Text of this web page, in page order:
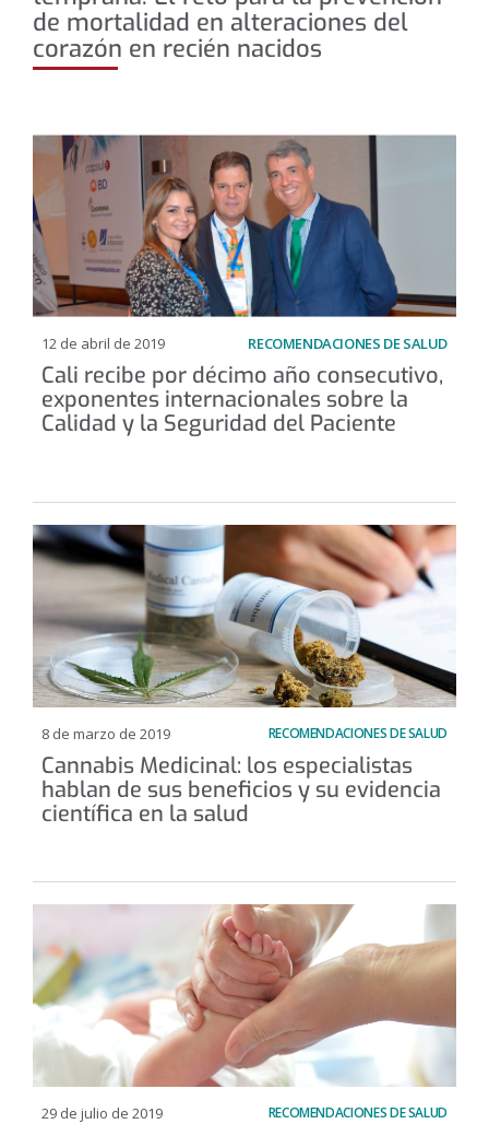
de mortalidad en alteraciones del
corazón en recién nacidos
12 de abril de 2019 RECOMENDACIONES DE SALUD
Cali recibe por décimo año consecutivo,
exponentes internacionales sobre la
Calidad y la Seguridad del Paciente
8 de marzo de 2019 RECOMENDACIONES DE SALUD
Cannabis Medicinal: los especialistas
hablan de sus beneficios y su evidencia
científica en la salud
29 de julio de 2019 RECOMENDACIONES DE SALUD